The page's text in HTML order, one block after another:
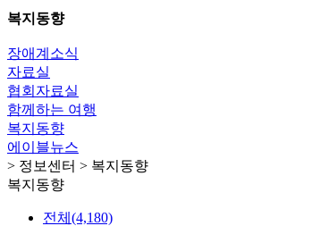
복지동향
장애계소식
자료실
협회자료실
함께하는 여행
복지동향
에이블뉴스
> 정보센터 > 복지동향
복지동향
전체(4,180)